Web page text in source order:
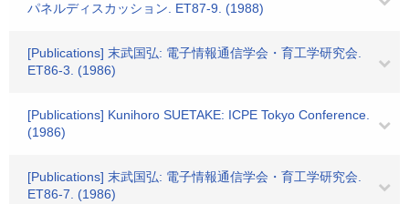
パネルディスカッション. ET87-9. (1988)
[Publications] 末武国弘: 電子情報通信学会・育工学研究会.
ET86-3. (1986)
[Publications] Kunihoro SUETAKE: ICPE Tokyo Conference.
(1986)
[Publications] 末武国弘: 電子情報通信学会・育工学研究会.
ET86-7. (1986)